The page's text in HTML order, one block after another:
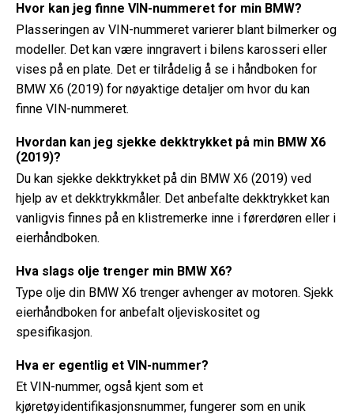
Hvor kan jeg finne VIN-nummeret for min BMW?
Plasseringen av VIN-nummeret varierer blant bilmerker og
modeller. Det kan være inngravert i bilens karosseri eller
vises på en plate. Det er tilrådelig å se i håndboken for
BMW X6 (2019) for nøyaktige detaljer om hvor du kan
finne VIN-nummeret.
Hvordan kan jeg sjekke dekktrykket på min BMW X6
(2019)?
Du kan sjekke dekktrykket på din BMW X6 (2019) ved
hjelp av et dekktrykkmåler. Det anbefalte dekktrykket kan
vanligvis finnes på en klistremerke inne i førerdøren eller i
eierhåndboken.
Hva slags olje trenger min BMW X6?
Type olje din BMW X6 trenger avhenger av motoren. Sjekk
eierhåndboken for anbefalt oljeviskositet og
spesifikasjon.
Hva er egentlig et VIN-nummer?
Et VIN-nummer, også kjent som et
kjøretøyidentifikasjonsnummer, fungerer som en unik